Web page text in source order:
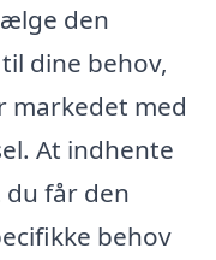
den
dine behov,
markedet med
At indhente
får den
behov